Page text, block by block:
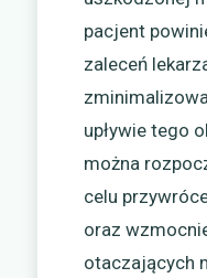
pacjent
zaleceń
upływie tego
można
celu
oraz
otaczających